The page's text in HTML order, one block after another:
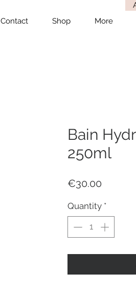
Contact Shop More
Bain
250ml
€30.00
Quantity *